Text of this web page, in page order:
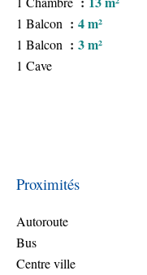
1 Balcon 4 m²
1 Balcon 3 m²
1 Cave
Proximités
Autoroute
Bus
Centre ville